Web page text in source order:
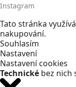
Instagram
Tato stránka
nakupování.
Souhlasím
Nastavení
Nastavení cookies
Technické bez nich